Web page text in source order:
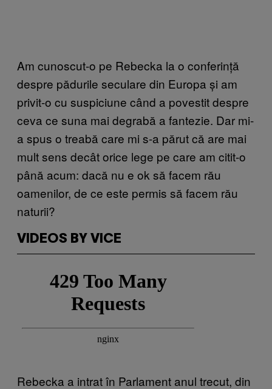
Am cunoscut-o pe Rebecka la o conferință
despre pădurile seculare din Europa și am
privit-o cu suspiciune când a povestit despre
ceva ce suna mai degrabă a fantezie. Dar mi-
a spus o treabă care mi s-a părut că are mai
mult sens decât orice lege pe care am citit-o
până acum: dacă nu e ok să facem rău
oamenilor, de ce este permis să facem rău
naturii?
VIDEOS BY VICE
Rebecka a intrat în Parlament anul trecut, din